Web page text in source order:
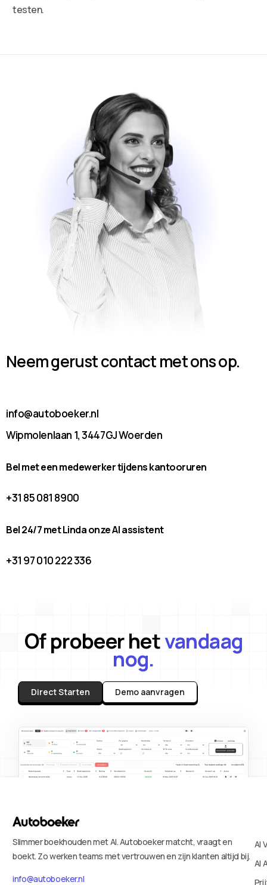
testen.
Neem gerust contact met ons op.
info@autoboeker.nl
Wipmolenlaan 1, 3447GJ Woerden
Bel met een medewerker tijdens kantooruren
+31 85 081 8900
Bel 24/7 met Linda onze AI assistent
+31 97 010 222 336
Of probeer hetvandaag
nog.
Direct Starten Demo aanvragen
Slimmer boekhouden met AI. Autoboeker matcht, vraagt en
boekt. Zo werken teams met vertrouwen en zijn klanten altijd bij.
info@autoboeker.nl
AI
AI